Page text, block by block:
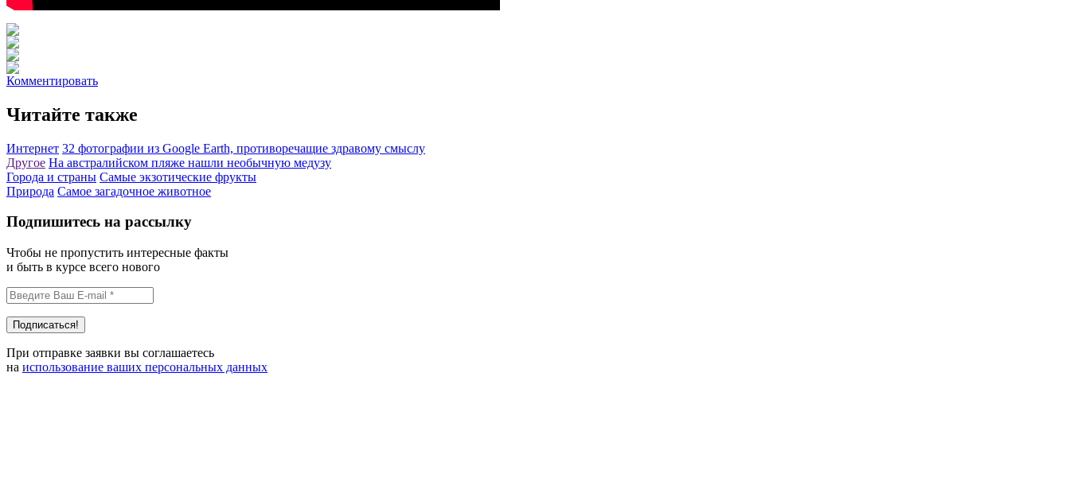
Комментировать
Читайте также
Интернет 32 фотографии из Google Earth, противоречащие здравому смыслу
Другое На австралийском пляже нашли необычную медузу
Города и страны Самые экзотические фрукты
Природа Самое загадочное животное
Подпишитесь на рассылку
Чтобы не пропустить интересные факты
и быть в курсе всего нового
При отправке заявки вы соглашаетесь
на использование ваших персональных данных